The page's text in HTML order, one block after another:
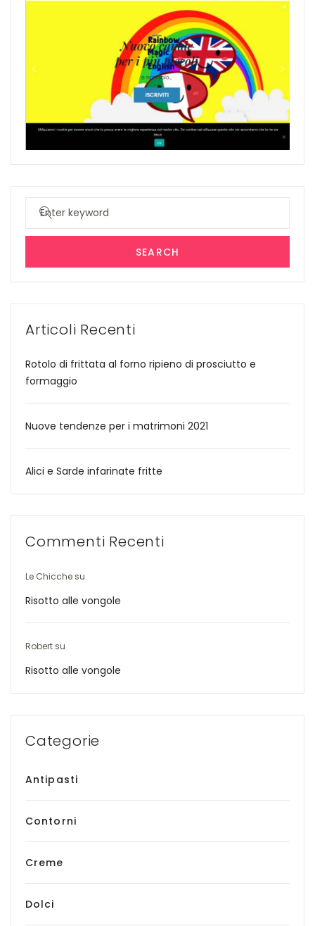
Search
SEARCH
Articoli Recenti
Rotolo di frittata al forno ripieno di prosciutto e
formaggio
Nuove tendenze per i matrimoni 2021
Alici e Sarde infarinate fritte
Commenti Recenti
Le Chicche su
Risotto alle vongole
Robert su
Risotto alle vongole
Categorie
Antipasti
Contorni
Creme
Dolci